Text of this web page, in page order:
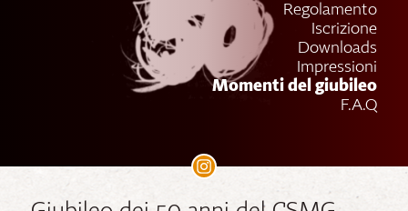
Regolamento
Iscrizione
Downloads
Impressioni
Momenti del giubileo
F.A.Q